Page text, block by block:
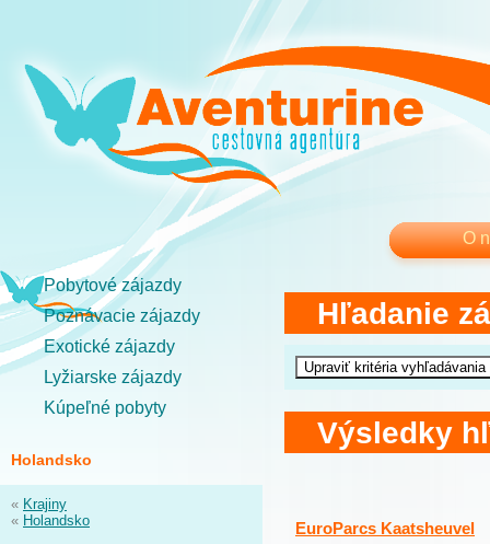
O
Pobytové zájazdy
Poznávacie zájazdy
Exotické zájazdy
Lyžiarske zájazdy
Kúpeľné pobyty
Holandsko
« Krajiny
« Holandsko
Hľadanie
Výsledky
EuroParcs Kaatsheuvel